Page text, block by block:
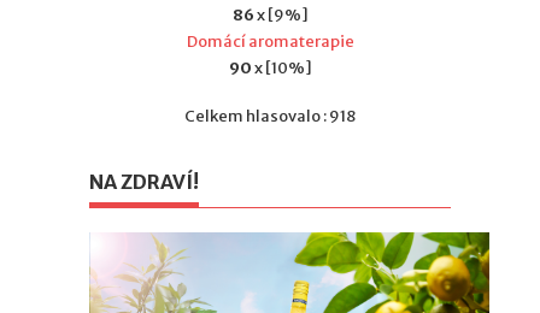
86x [9%]
Domácí aromaterapie
90x [10%]
Celkem hlasovalo : 918
NA ZDRAVÍ!